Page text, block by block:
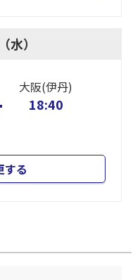
）
大阪(伊丹)
18:40
する